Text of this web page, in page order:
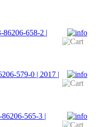
86206-658-2 |
579-0 | 2017 |
565-3 |